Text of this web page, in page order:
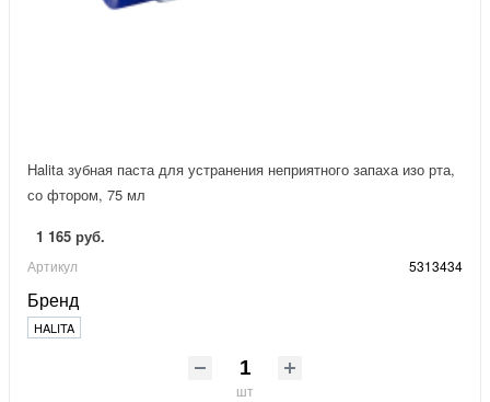
Halita зубная паста для устранения неприятного запаха изо рта,
со фтором, 75 мл
1 165 руб.
Артикул 5313434
Бренд
HALITA
шт